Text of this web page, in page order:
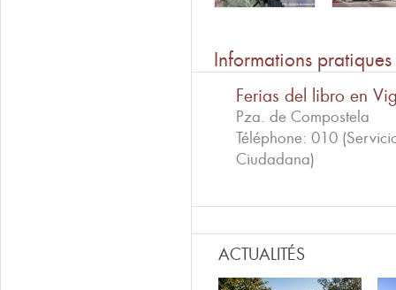
Informations pratiques
Ferias del libro en
Pza. de Compostela
Téléphone: 010
Ciudadana)
ACTUALITÉS